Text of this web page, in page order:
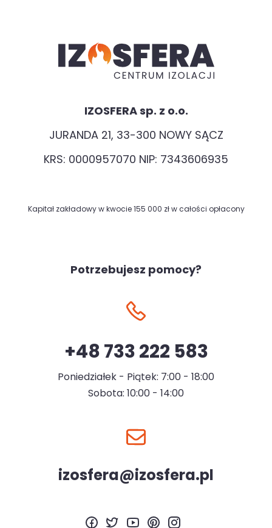
IZOSFERA sp. z o.o.
JURANDA 21, 33-300 NOWY SĄCZ
KRS: 0000957070 NIP: 7343606935
Kapitał zakładowy w kwocie 155 000 zł w całości opłacony
Potrzebujesz pomocy?
+48 733 222 583
Poniedziałek - Piątek: 7:00 - 18:00
Sobota: 10:00 - 14:00
izosfera@izosfera.pl